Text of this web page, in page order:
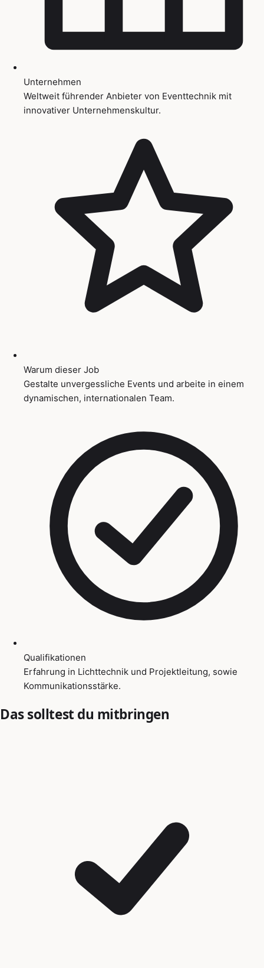
Unternehmen
Weltweit führender Anbieter von Eventtechnik mit
innovativer Unternehmenskultur.
Warum dieser Job
Gestalte unvergessliche Events und arbeite in einem
dynamischen, internationalen Team.
Qualifikationen
Erfahrung in Lichttechnik und Projektleitung, sowie
Kommunikationsstärke.
Das solltest du mitbringen